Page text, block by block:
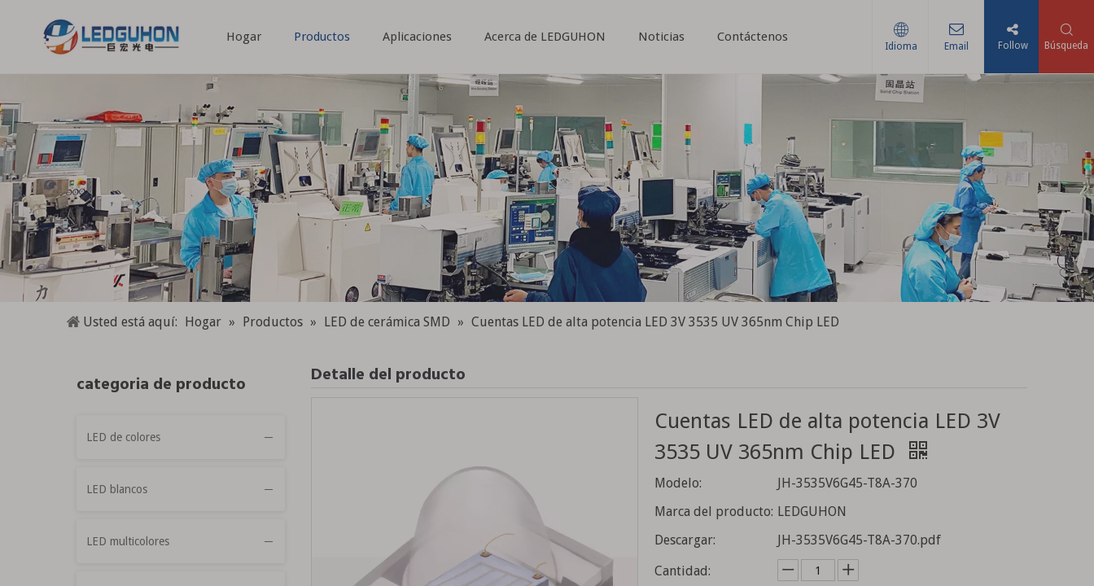
Hogar Productos Aplicaciones Acerca de LEDGUHON Noticias Contáctenos
Idioma Email Follow Búsqueda
Usted está aquí: Hogar » Productos » LED de cerámica SMD » Cuentas LED de alta potencia LED 3V 3535 UV 365nm Chip LED
categoria de producto
LED de colores
LED blancos
LED multicolores
Detalle del producto
Cuentas LED de alta potencia LED 3V
3535 UV 365nm Chip LED
Modelo:
JH-3535V6G45-T8A-370
Marca del producto: LEDGUHON
Descargar:
JH-3535V6G45-T8A-370.pdf
Cantidad: